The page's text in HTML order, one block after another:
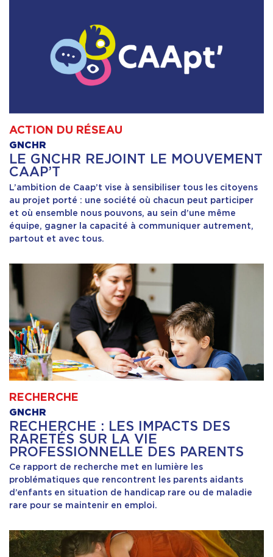
ACTION DU RÉSEAU
GNCHR
LE GNCHR REJOINT LE MOUVEMENT
CAAP’T
L’ambition de Caap’t vise à sensibiliser tous les citoyens
au projet porté : une société où chacun peut participer
et où ensemble nous pouvons, au sein d’une même
équipe, gagner la capacité à communiquer autrement,
partout et avec tous.
RECHERCHE
GNCHR
RECHERCHE : LES IMPACTS DES
RARETÉS SUR LA VIE
PROFESSIONNELLE DES PARENTS
Ce rapport de recherche met en lumière les
problématiques que rencontrent les parents aidants
d’enfants en situation de handicap rare ou de maladie
rare pour se maintenir en emploi.